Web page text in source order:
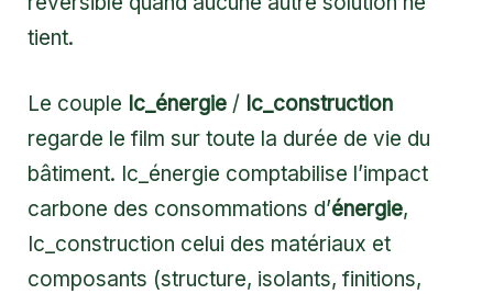
tient.
Le couple Ic_énergie / Ic_construction
regarde le film sur toute la durée de vie du
bâtiment. Ic_énergie comptabilise l’impact
carbone des consommations d’énergie,
Ic_construction celui des matériaux et
composants (structure, isolants, finitions,